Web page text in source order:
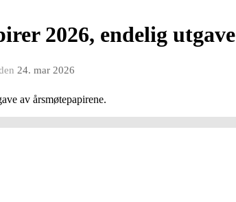
2026, endelig utgave
24. mar 2026
av årsmøtepapirene.